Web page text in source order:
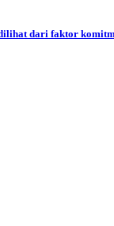
dari faktor